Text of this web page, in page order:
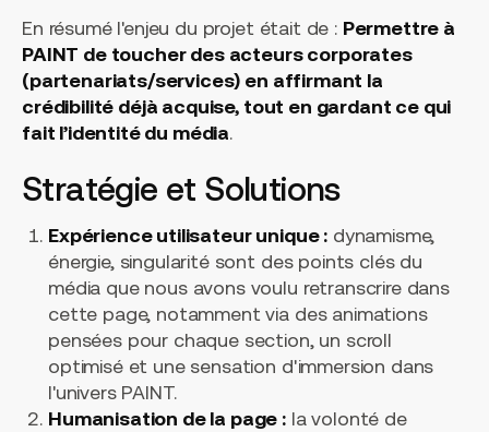
En résumé l'enjeu du projet était de : Permettre à
PAINT de toucher des acteurs corporates
(partenariats/services) en affirmant la
crédibilité déjà acquise, tout en gardant ce qui
fait l’identité du média.
Stratégie et Solutions
Expérience utilisateur unique : dynamisme,
énergie, singularité sont des points clés du
média que nous avons voulu retranscrire dans
cette page, notamment via des animations
pensées pour chaque section, un scroll
optimisé et une sensation d'immersion dans
l'univers PAINT.
Humanisation de la page : la volonté de